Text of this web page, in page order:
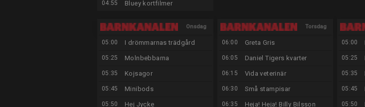
04:55 Bluey kortfilmer
Onsdag
12/8
05:00 I drömmarnas trädgård
05:25 Molnbebbarna
05:35 Kojsagor
05:45 Minibods
05:50 Hej Jycke
Torsdag
06:00 Greta Gris
06:05 Daniel Tigers kvarter
06:15 Vida veterinär
06:30 Små stampisar
06:35 Heja! Heja! Billy Bilsson
05:00
05:25
05:35
05:45
05:50